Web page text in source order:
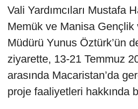
Vali Yardımcıları Mustafa
Memük ve Manisa Gençlik
Müdürü Yunus Öztürk’ün
ziyarette, 13-21 Temmuz
arasında Macaristan’da
proje faaliyetleri hakkında